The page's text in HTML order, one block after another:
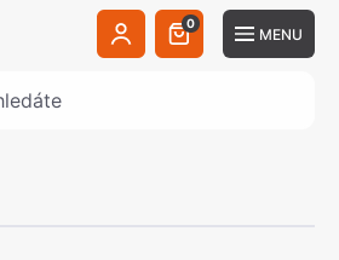
0
MENU